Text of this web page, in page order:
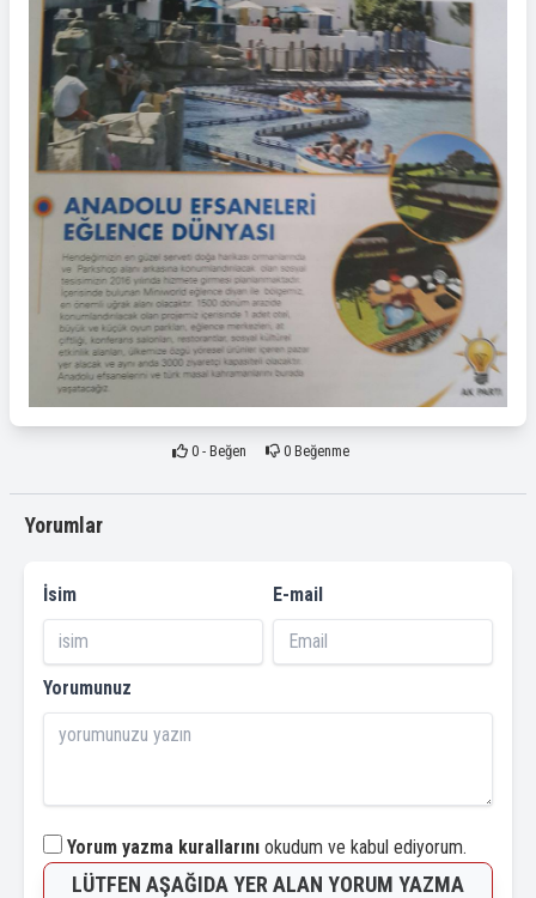
0- Beğen 0 Beğenme
Yorumlar
İsim E-mail
Yorumunuz
Yorum yazma kurallarını okudum ve kabul ediyorum.
LÜTFEN AŞAĞIDA YER ALAN YORUM YAZMA